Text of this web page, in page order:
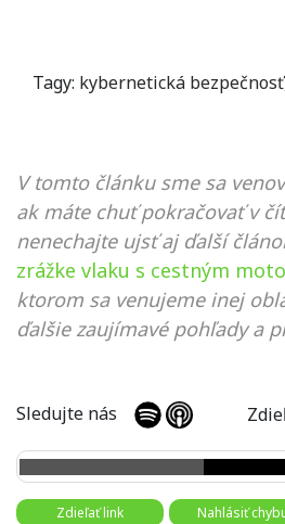
Tagy: kybernetická bezpečnosť
V tomto článku sme sa
ak máte chuť pokračovať v
nenechajte ujsť aj ďalší
zrážke vlaku s cestným
ktorom sa venujeme inej
ďalšie zaujímavé pohľady a
Sledujte nás
Zdieľať link Nahlásiť